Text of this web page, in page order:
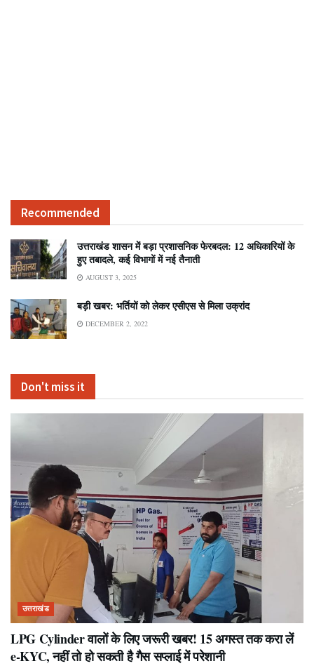
Recommended
उत्तराखंड शासन में बड़ा प्रशासनिक फेरबदल: 12 अधिकारियों के
हुए तबादले, कई विभागों में नई तैनाती
AUGUST 3, 2025
बड़ी खबर: भर्तियों को लेकर एसीएस से मिला उक्रांद
DECEMBER 2, 2022
Don't miss it
उत्तराखंड
LPG Cylinder वालों के लिए जरूरी खबर! 15 अगस्त तक करा लें
e-KYC, नहीं तो हो सकती है गैस सप्लाई में परेशानी